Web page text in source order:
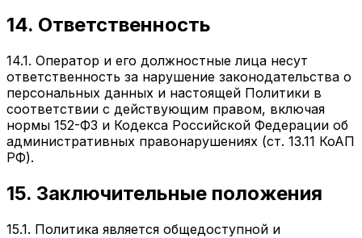
14. Ответственность
14.1. Оператор и его должностные лица несут
ответственность за нарушение законодательства о
персональных данных и настоящей Политики в
соответствии с действующим правом, включая
нормы 152-ФЗ и Кодекса Российской Федерации об
административных правонарушениях (ст. 13.11 КоАП
РФ).
15. Заключительные положения
15.1. Политика является общедоступной и